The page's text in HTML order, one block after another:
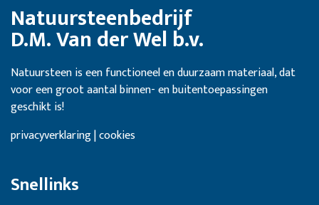
Natuursteenbedrijf
D.M. Van der Wel b.v.
Natuursteen is een functioneel en duurzaam materiaal, dat
voor een groot aantal binnen- en buitentoepassingen
geschikt is!
privacyverklaring | cookies
Snellinks